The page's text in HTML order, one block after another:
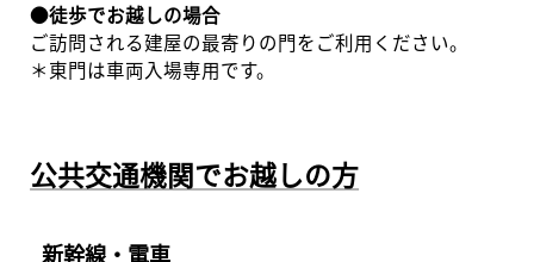
●徒歩でお越しの場合
ご訪問される建屋の最寄りの門をご利用ください。
＊東門は車両入場専用です。
公共交通機関でお越しの方
新幹線・電車